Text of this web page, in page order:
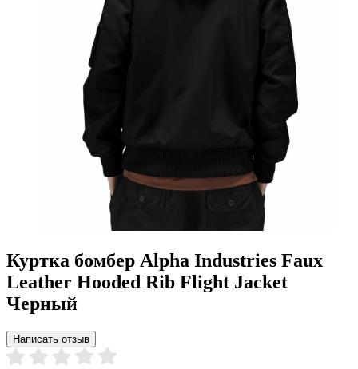
Куртка бомбер Alpha Industries Faux
Leather Hooded Rib Flight Jacket
Черный
Написать отзыв